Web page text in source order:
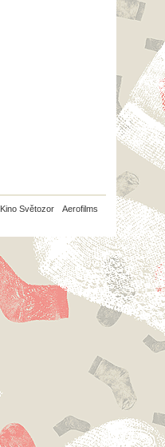
Kino Světozor Aerofilms